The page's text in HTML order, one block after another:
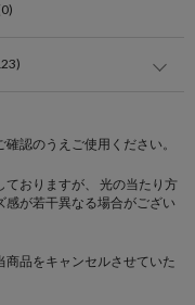
認のうえご使用ください。
おりますが、 光の当たり方
感が若干異なる場合がござい
品をキャンセルさせていた